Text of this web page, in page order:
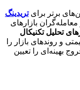
برتر برایتریدینگ
بازارهای
تحلیل تکنیکال
و روندهای بازار را
بهینه‌ای را تعیین